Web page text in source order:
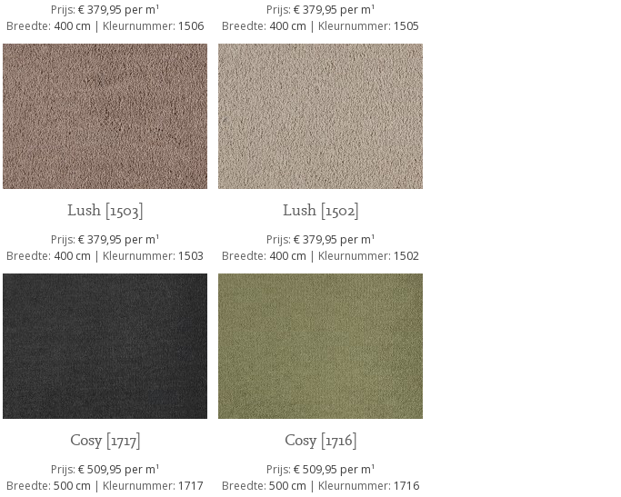
Prijs: € 379,95 per m1
Breedte: 400 cm | Kleurnummer: 1506
Prijs: € 379,95 per m1
Breedte: 400 cm | Kleurnummer: 1505
Lush [1503]
Prijs: € 379,95 per m1
Breedte: 400 cm | Kleurnummer: 1503
Lush [1502]
Prijs: € 379,95 per m1
Breedte: 400 cm | Kleurnummer: 1502
Cosy [1717]
Prijs: € 509,95 per m1
Breedte: 500 cm | Kleurnummer: 1717
Cosy [1716]
Prijs: € 509,95 per m1
Breedte: 500 cm | Kleurnummer: 1716